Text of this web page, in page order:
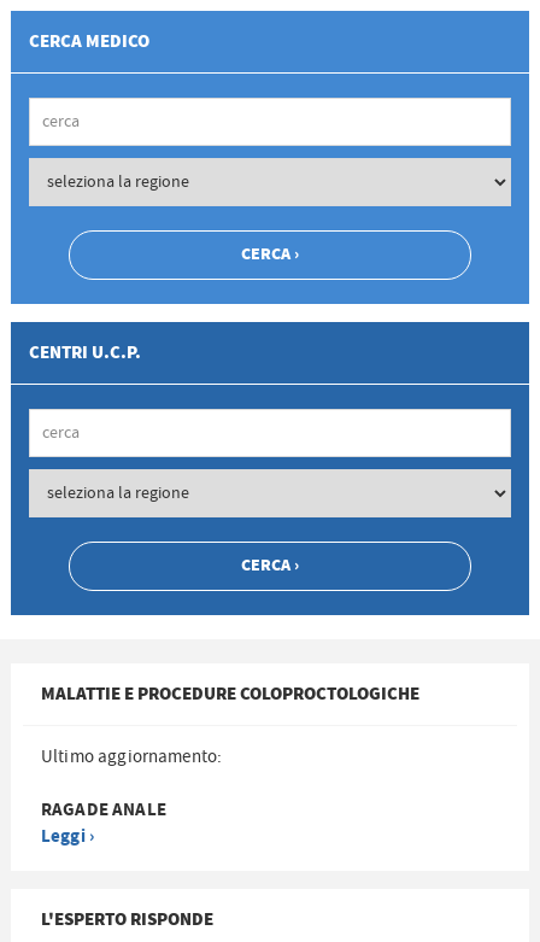
CERCA MEDICO
CENTRI U.C.P.
MALATTIE E PROCEDURE COLOPROCTOLOGICHE
Ultimo aggiornamento:
RAGADE ANALE
Leggi ›
L'ESPERTO RISPONDE